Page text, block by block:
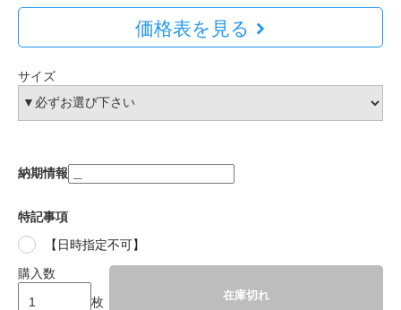
価格表を見る
サイズ
納期情報
特記事項
【日時指定不可】
購入数
枚
在庫切れ